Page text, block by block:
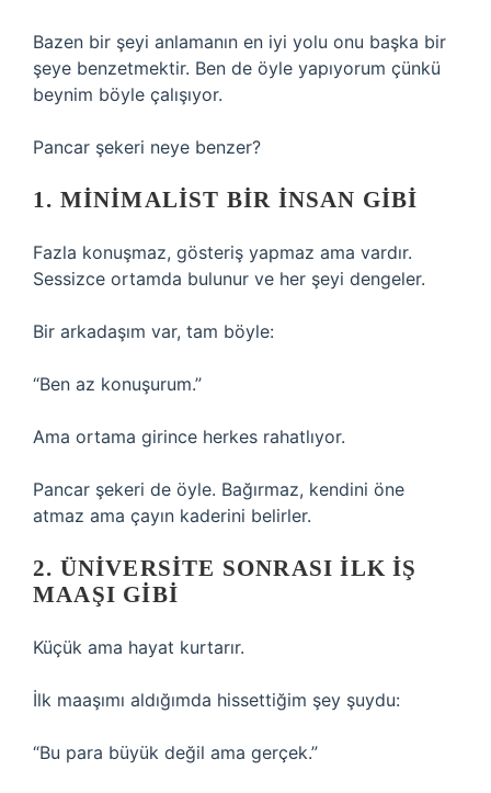
Bazen bir şeyi anlamanın en iyi yolu onu başka bir
şeye benzetmektir. Ben de öyle yapıyorum çünkü
beynim böyle çalışıyor.
Pancar şekeri neye benzer?
1. MINIMALIST BIR INSAN GIBI
Fazla konuşmaz, gösteriş yapmaz ama vardır.
Sessizce ortamda bulunur ve her şeyi dengeler.
Bir arkadaşım var, tam böyle:
“Ben az konuşurum.”
Ama ortama girince herkes rahatlıyor.
Pancar şekeri de öyle. Bağırmaz, kendini öne
atmaz ama çayın kaderini belirler.
2. ÜNIVERSITE SONRASI ILK IŞ
MAAŞI GIBI
Küçük ama hayat kurtarır.
İlk maaşımı aldığımda hissettiğim şey şuydu:
“Bu para büyük değil ama gerçek.”